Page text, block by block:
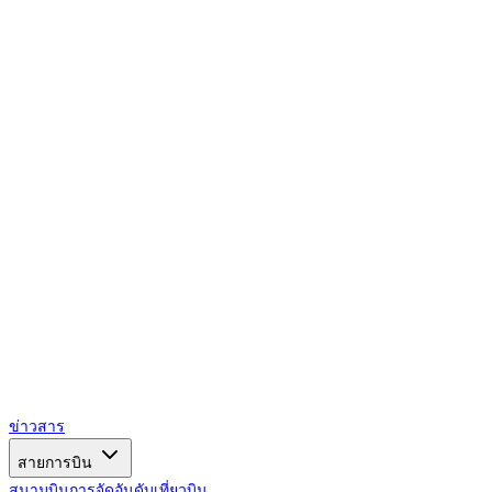
ข่าวสาร
สายการบิน